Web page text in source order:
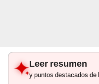
Leer resumen
y puntos destacados de